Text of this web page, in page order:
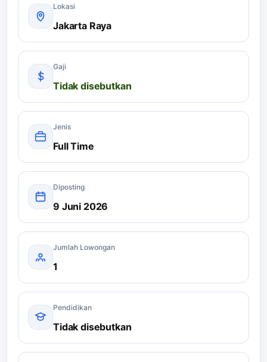
Lokasi
Jakarta Raya
Gaji
Tidak disebutkan
Jenis
Full Time
Diposting
9 Juni 2026
Jumlah Lowongan
1
Pendidikan
Tidak disebutkan